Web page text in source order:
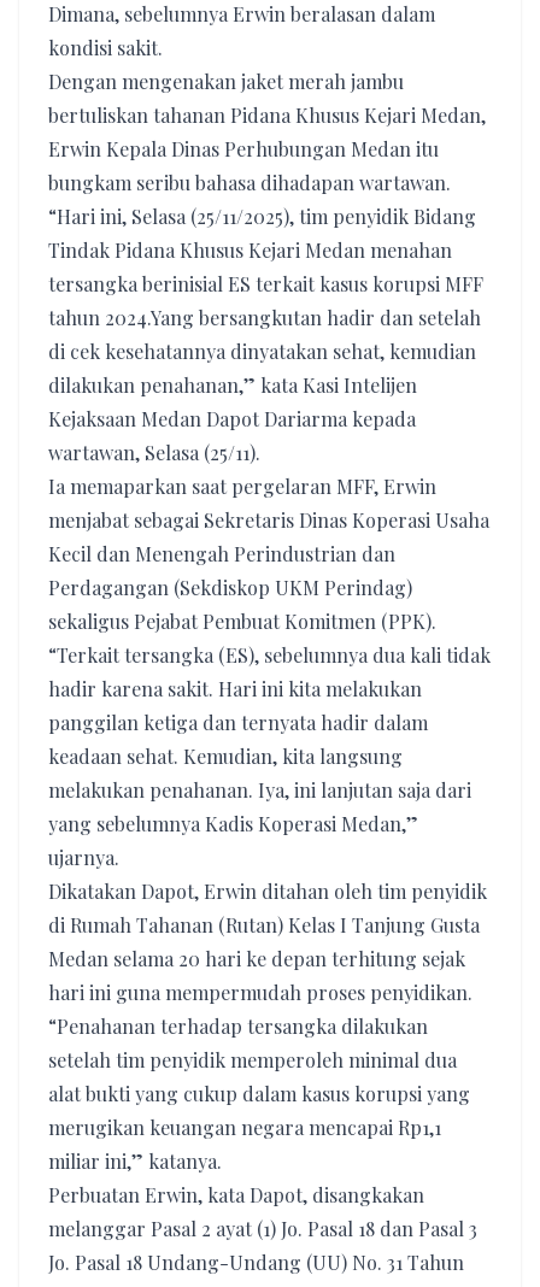
Dimana, sebelumnya Erwin beralasan dalam
kondisi sakit.
Dengan mengenakan jaket merah jambu
bertuliskan tahanan Pidana Khusus Kejari Medan,
Erwin Kepala Dinas Perhubungan Medan itu
bungkam seribu bahasa dihadapan wartawan.
“Hari ini, Selasa (25/11/2025), tim penyidik Bidang
Tindak Pidana Khusus Kejari Medan menahan
tersangka berinisial ES terkait kasus korupsi MFF
tahun 2024.Yang bersangkutan hadir dan setelah
di cek kesehatannya dinyatakan sehat, kemudian
dilakukan penahanan,” kata Kasi Intelijen
Kejaksaan Medan Dapot Dariarma kepada
wartawan, Selasa (25/11).
Ia memaparkan saat pergelaran MFF, Erwin
menjabat sebagai Sekretaris Dinas Koperasi Usaha
Kecil dan Menengah Perindustrian dan
Perdagangan (Sekdiskop UKM Perindag)
sekaligus Pejabat Pembuat Komitmen (PPK).
“Terkait tersangka (ES), sebelumnya dua kali tidak
hadir karena sakit. Hari ini kita melakukan
panggilan ketiga dan ternyata hadir dalam
keadaan sehat. Kemudian, kita langsung
melakukan penahanan. Iya, ini lanjutan saja dari
yang sebelumnya Kadis Koperasi Medan,”
ujarnya.
Dikatakan Dapot, Erwin ditahan oleh tim penyidik
di Rumah Tahanan (Rutan) Kelas I Tanjung Gusta
Medan selama 20 hari ke depan terhitung sejak
hari ini guna mempermudah proses penyidikan.
“Penahanan terhadap tersangka dilakukan
setelah tim penyidik memperoleh minimal dua
alat bukti yang cukup dalam kasus korupsi yang
merugikan keuangan negara mencapai Rp1,1
miliar ini,” katanya.
Perbuatan Erwin, kata Dapot, disangkakan
melanggar Pasal 2 ayat (1) Jo. Pasal 18 dan Pasal 3
Jo. Pasal 18 Undang-Undang (UU) No. 31 Tahun